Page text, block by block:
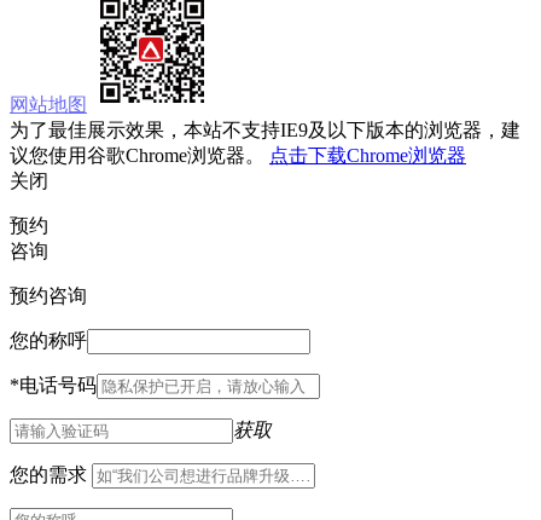
网站地图
为了最佳展示效果，本站不支持IE9及以下版本的浏览器，建
议您使用谷歌Chrome浏览器。
点击下载Chrome浏览器
关闭
预约
咨询
预约咨询
您的称呼
*电话号码
获取
您的需求